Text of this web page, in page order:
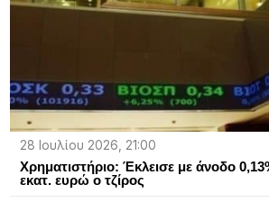
28 Ιουλίου 2026, 21:00
Χρηματιστήριο: Έκλεισε με άνοδο
εκατ. ευρώ ο τζίρος